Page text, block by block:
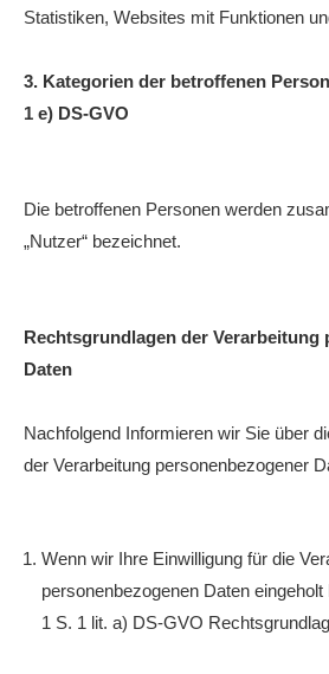
Statistiken, Websites mit Funktionen
3. Kategorien der betroffenen
1 e) DS-GVO
Die betroffenen Personen werden
„Nutzer“ bezeichnet.
Rechtsgrundlagen der Verarbeitung
Daten
Nachfolgend Informieren wir Sie über
der Verarbeitung personenbezogener
Wenn wir Ihre Einwilligung für die
personenbezogenen Daten
1 S. 1 lit. a) DS-GVO